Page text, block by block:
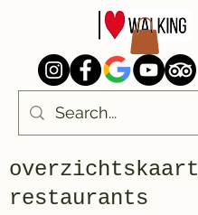
overzichtskaart
restaurants